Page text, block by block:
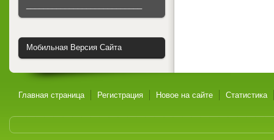
Мобильная Версия Сайта
Главная страница Регистрация Новое на сайте Статистика